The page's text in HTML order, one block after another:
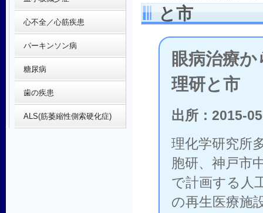
と市
眼病治療
理研と市
出所：2015-
理化学研究所
胞研、神戸市
で計画する人
の再生医療施
心不全／心筋疾患
パーキンソン病
糖尿病
歯の疾患
ALS(筋萎縮性側索硬化症)